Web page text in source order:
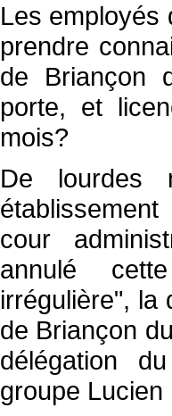
Les employés
prendre
de Briançon
porte, et
mois?
De lourdes
cour
annulé
irrégulière",
de Briançon
délégation
groupe Lucien